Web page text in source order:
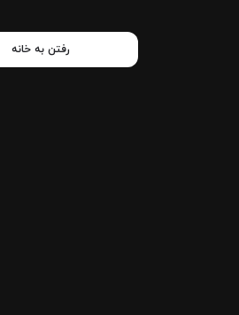
رفتن به خانه